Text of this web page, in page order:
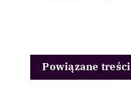
Powiązane treści